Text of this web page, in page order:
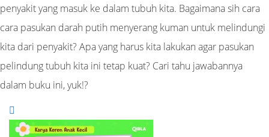
penyakit yang masuk ke dalam tubuh kita. Bagaimana sih cara
cara pasukan darah putih menyerang kuman untuk melindungi
kita dari penyakit? Apa yang harus kita lakukan agar pasukan
pelindung tubuh kita ini tetap kuat? Cari tahu jawabannya
dalam buku ini, yuk!?